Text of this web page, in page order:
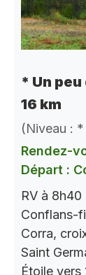
* Un
16 km
(Niveau :
Rendez-
Départ :
RV à
Conflans-
Corra,
Saint
Étoile vers